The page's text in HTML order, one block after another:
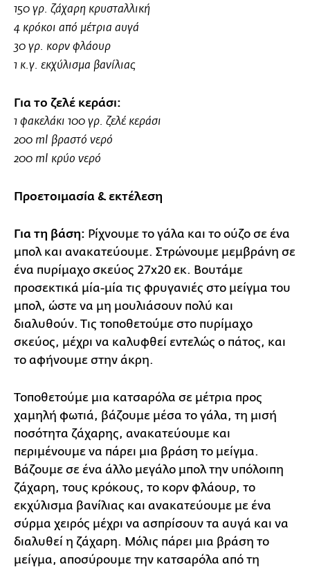
150 γρ. ζάχαρη κρυσταλλική
4 κρόκοι από μέτρια αυγά
30 γρ. κορν φλάουρ
1 κ.γ. εκχύλισμα βανίλιας
Για το ζελέ κεράσι:
1 φακελάκι 100 γρ. ζελέ κεράσι
200 ml βραστό νερό
200 ml κρύο νερό
Προετοιμασία & εκτέλεση
Για τη βάση: Ρίχνουμε το γάλα και το ούζο σε ένα
μπολ και ανακατεύουμε. Στρώνουμε μεμβράνη σε
ένα πυρίμαχο σκεύος 27x20 εκ. Βουτάμε
προσεκτικά μία-μία τις φρυγανιές στο μείγμα του
μπολ, ώστε να μη μουλιάσουν πολύ και
διαλυθούν. Τις τοποθετούμε στο πυρίμαχο
σκεύος, μέχρι να καλυφθεί εντελώς ο πάτος, και
το αφήνουμε στην άκρη.
Τοποθετούμε μια κατσαρόλα σε μέτρια προς
χαμηλή φωτιά, βάζουμε μέσα το γάλα, τη μισή
ποσότητα ζάχαρης, ανακατεύουμε και
περιμένουμε να πάρει μια βράση το μείγμα.
Βάζουμε σε ένα άλλο μεγάλο μπολ την υπόλοιπη
ζάχαρη, τους κρόκους, το κορν φλάουρ, το
εκχύλισμα βανίλιας και ανακατεύουμε με ένα
σύρμα χειρός μέχρι να ασπρίσουν τα αυγά και να
διαλυθεί η ζάχαρη. Μόλις πάρει μια βράση το
μείγμα, αποσύρουμε την κατσαρόλα από τη